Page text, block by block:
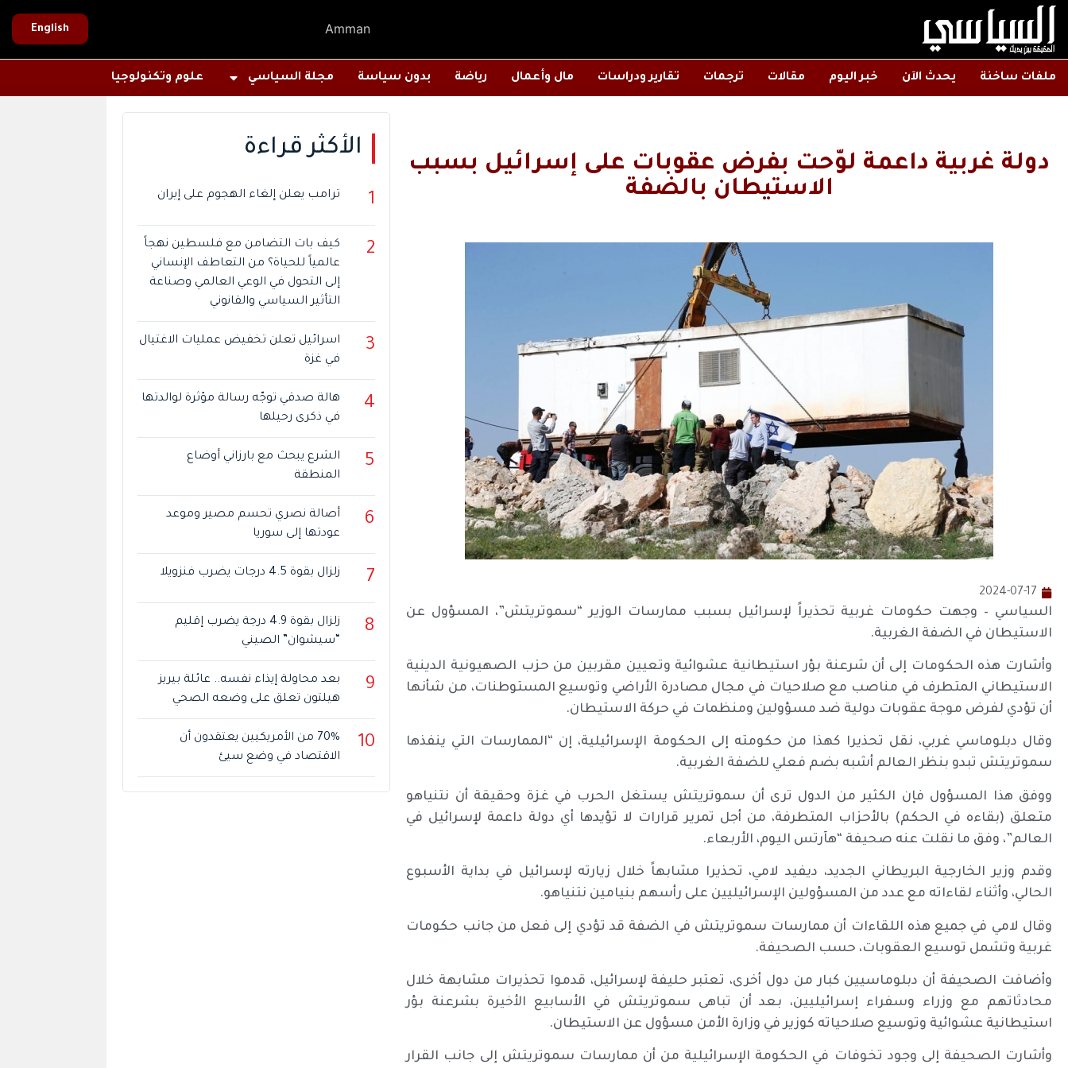
Amman
English
ملفات ساخنة يحدث الآن خبر اليوم مقالات ترجمات تقارير ودراسات مال وأعمال رياضة بدون سياسة مجلة السياسي علوم وتكنولوجيا
دولة غربية داعمة لوّحت بفرض عقوبات على إسرائيل بسبب
الاستيطان بالضفة
2024-07-17
السياسي – وجهت حكومات غربية تحذيراً لإسرائيل بسبب ممارسات الوزير “سموتريتش”، المسؤول عن
الاستيطان في الضفة الغربية.
وأشارت هذه الحكومات إلى أن شرعنة بؤر استيطانية عشوائية وتعيين مقربين من حزب الصهيونية الدينية
الاستيطاني المتطرف في مناصب مع صلاحيات في مجال مصادرة الأراضي وتوسيع المستوطنات، من شأنها
أن تؤدي لفرض موجة عقوبات دولية ضد مسؤولين ومنظمات في حركة الاستيطان.
وقال دبلوماسي غربي، نقل تحذيرا كهذا من حكومته إلى الحكومة الإسرائيلية، إن “الممارسات التي ينفذها
سموتريتش تبدو بنظر العالم أشبه بضم فعلي للضفة الغربية.
ووفق هذا المسؤول فإن الكثير من الدول ترى أن سموتريتش يستغل الحرب في غزة وحقيقة أن نتنياهو
متعلق (بقاءه في الحكم) بالأحزاب المتطرفة، من أجل تمرير قرارات لا تؤيدها أي دولة داعمة لإسرائيل في
العالم”، وفق ما نقلت عنه صحيفة “هآرتس اليوم، الأربعاء.
وقدم وزير الخارجية البريطاني الجديد، ديفيد لامي، تحذيرا مشابهاً خلال زيارته لإسرائيل في بداية الأسبوع
الحالي، وأثناء لقاءاته مع عدد من المسؤولين الإسرائيليين على رأسهم بنيامين نتنياهو.
وقال لامي في جميع هذه اللقاءات أن ممارسات سموتريتش في الضفة قد تؤدي إلى فعل من جانب حكومات
غربية وتشمل توسيع العقوبات، حسب الصحيفة.
وأضافت الصحيفة أن دبلوماسيين كبار من دول أخرى، تعتبر حليفة لإسرائيل، قدموا تحذيرات مشابهة خلال
محادثاتهم مع وزراء وسفراء إسرائيليين، بعد أن تباهى سموتريتش في الأسابيع الأخيرة بشرعنة بؤر
استيطانية عشوائية وتوسيع صلاحياته كوزير في وزارة الأمن مسؤول عن الاستيطان.
وأشارت الصحيفة إلى وجود تخوفات في الحكومة الإسرائيلية من أن ممارسات سموتريتش إلى جانب القرار
الأكثر قراءة
1 ترامب يعلن إلغاء الهجوم على إيران
2
كيف بات التضامن مع فلسطين نهجاً
عالمياً للحياة؟ من التعاطف الإنساني
إلى التحول في الوعي العالمي وصناعة
التأثير السياسي والقانوني
3
اسرائيل تعلن تخفيض عمليات الاغتيال
في غزة
4
هالة صدقي توجّه رسالة مؤثرة لوالدتها
في ذكرى رحيلها
5
الشرع يبحث مع بارزاني أوضاع
المنطقة
6
أصالة نصري تحسم مصير وموعد
عودتها إلى سوريا
7 زلزال بقوة 4.5 درجات يضرب فنزويلا
8
زلزال بقوة 4.9 درجة يضرب إقليم
“سيشوان” الصيني
9
بعد محاولة إيذاء نفسه.. عائلة بيريز
هيلتون تعلق على وضعه الصحي
10
70% من الأمريكيين يعتقدون أن
الاقتصاد في وضع سيئ